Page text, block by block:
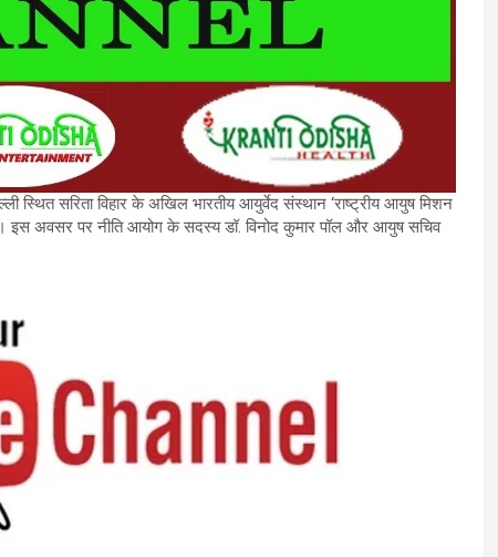
स्थित सरिता विहार के अखिल भारतीय आयुर्वेद संस्थान ‘राष्ट्रीय आयुष मिशन
इस अवसर पर नीति आयोग के सदस्य डॉ. विनोद कुमार पॉल और आयुष सचिव